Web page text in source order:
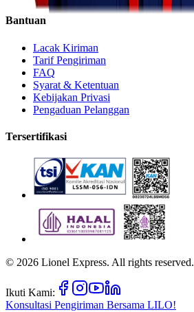
Bantuan
Lacak Kiriman
Tarif Pengiriman
FAQ
Syarat & Ketentuan
Kebijakan Privasi
Pengaduan Pelanggan
Tersertifikasi
© 2026 Lionel Express. All rights reserved.
Ikuti Kami:
Konsultasi Pengiriman Bersama LILO!